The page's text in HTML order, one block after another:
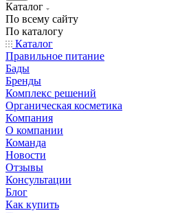
Каталог
По всему сайту
По каталогу
Каталог
Правильное питание
Бады
Бренды
Комплекс решений
Органическая косметика
Компания
О компании
Команда
Новости
Отзывы
Консультации
Блог
Как купить